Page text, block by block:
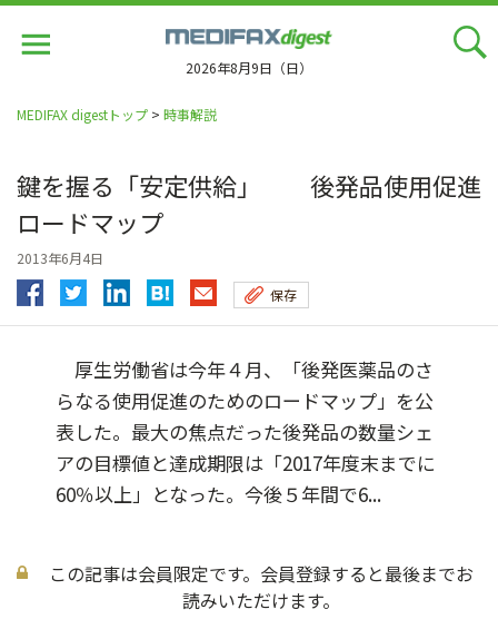
2026年8月9日（日）
MEDIFAX digestトップ > 時事解説
鍵を握る「安定供給」 後発品使用促進
ロードマップ
2013年6月4日
保存
厚生労働省は今年４月、「後発医薬品のさ
らなる使用促進のためのロードマップ」を公
表した。最大の焦点だった後発品の数量シェ
アの目標値と達成期限は「2017年度末までに
60％以上」となった。今後５年間で6...
この記事は会員限定です。会員登録すると最後までお
読みいただけます。